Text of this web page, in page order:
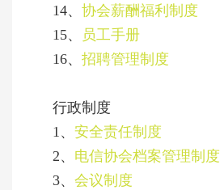
14、 协会薪酬福利制度
15、
员工手册
16、 招聘管理制度
行政制度
1、 安全责任制度
2、 电信协会档案管理制度
3、 会议制度